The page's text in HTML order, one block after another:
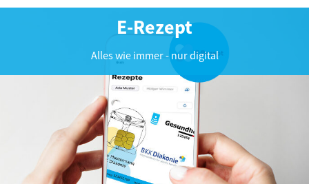
E-Rezept
Alles wie immer - nur digital